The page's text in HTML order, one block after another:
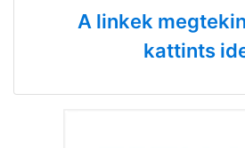
A linkek
kattints